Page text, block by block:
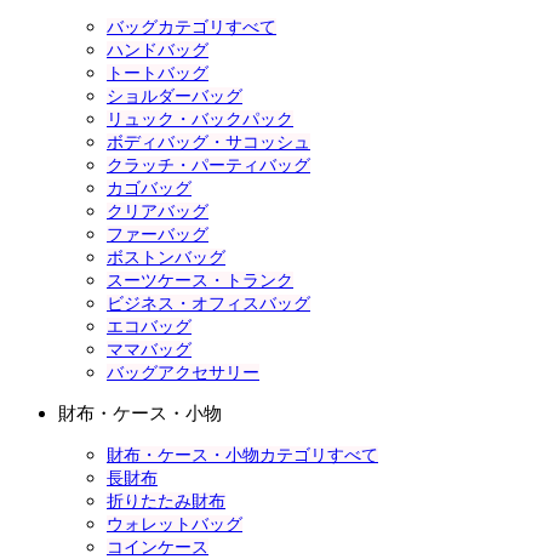
バッグカテゴリすべて
ハンドバッグ
トートバッグ
ショルダーバッグ
リュック・バックパック
ボディバッグ・サコッシュ
クラッチ・パーティバッグ
カゴバッグ
クリアバッグ
ファーバッグ
ボストンバッグ
スーツケース・トランク
ビジネス・オフィスバッグ
エコバッグ
ママバッグ
バッグアクセサリー
財布・ケース・小物
財布・ケース・小物カテゴリすべて
長財布
折りたたみ財布
ウォレットバッグ
コインケース